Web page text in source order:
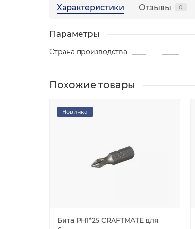
Характеристики Отзывы 0
Параметры
Страна производства
Похожие товары
Новинка
Бита PH1*25 CRAFTMATE для